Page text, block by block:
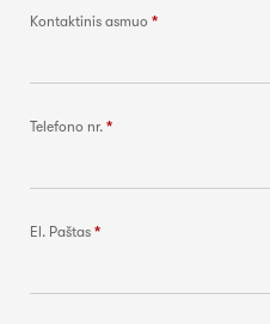
Kontaktinis asmuo *
Telefono nr. *
El. Paštas *